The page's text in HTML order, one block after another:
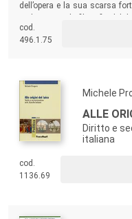
dell’opera e la sua scarsa
opere che vi s’ispirarono
fino a oggi. Questo libro
cod.
496.1.75
Michele
ALLE
Diritto e
italiana
cod.
1136.69